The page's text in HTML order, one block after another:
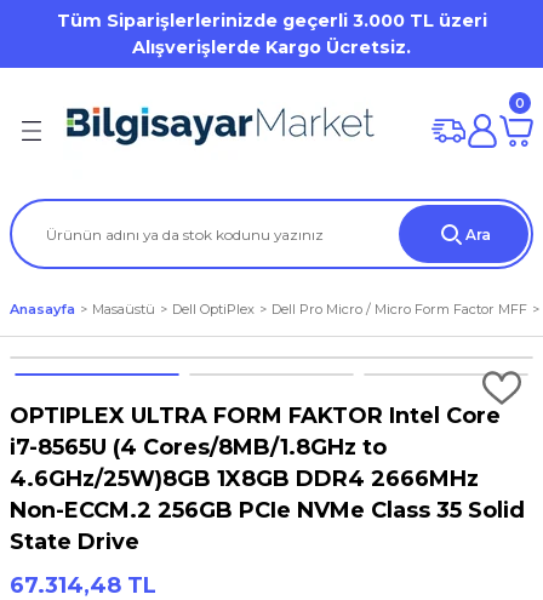
Tüm Siparişlerlerinizde geçerli 3.000 TL üzeri
Alışverişlerde Kargo Ücretsiz.
Geri Dön
7000 Series
/ Vostro / Inspiron Business
3000 Series
/ XPS
Geri Dön
Small Form Factor
Geri Dön
HP ZBook WorkStation
Geri Dön
Aksesuarları
Geri Dön
Geri Dön
Geri Dön
Geri Dön
Geri Dön
Geri Dön
Point
Ara
0
Anasayfa Masaüstü Dell OptiPlex Dell Pro Micro / Micro Form Factor MFF
OPTIPLEX ULTRA FORM FAKTOR Intel Core
i7-8565U (4 Cores/8MB/1.8GHz to
4.6GHz/25W)8GB 1X8GB DDR4 2666MHz
Non-ECCM.2 256GB PCIe NVMe Class 35 Solid
State Drive
67.314,48 TL